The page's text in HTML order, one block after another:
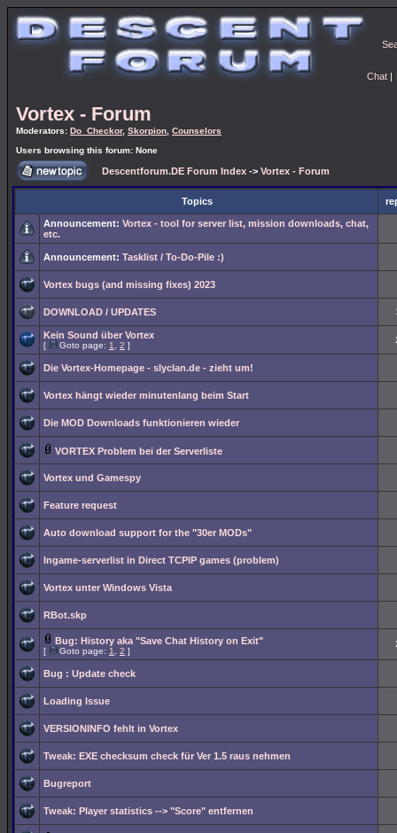
Chat |
Vortex - Forum
Moderators: Do_Checkor, Skorpion Counselors
Users browsing this forum: None
Descentforum.DE Forum Index -> Vortex - Forum
Topics
Announcement: Vortex - tool for server list, mission downloads, chat,
etc.
Announcement: Tasklist / To-Do-Pile :)
Vortex bugs (and missing fixes) 2023
DOWNLOAD / UPDATES
Kein Sound über Vortex
[ Goto page: 1 2 ]
Die Vortex-Homepage - slyclan.de - zieht um!
Vortex hängt wieder minutenlang beim Start
Die MOD Downloads funktionieren wieder
VORTEX Problem bei der Serverliste
Vortex und Gamespy
Feature request
Auto download support for the "30er MODs"
Ingame-serverlist in Direct TCPIP games (problem)
Vortex unter Windows Vista
RBot.skp
Bug: History aka "Save Chat History on Exit"
[ Goto page: 1 2 ]
Bug : Update check
Loading Issue
VERSIONINFO fehlt in Vortex
Tweak: EXE checksum check für Ver 1.5 raus nehmen
Bugreport
Tweak: Player statistics --> "Score" entfernen